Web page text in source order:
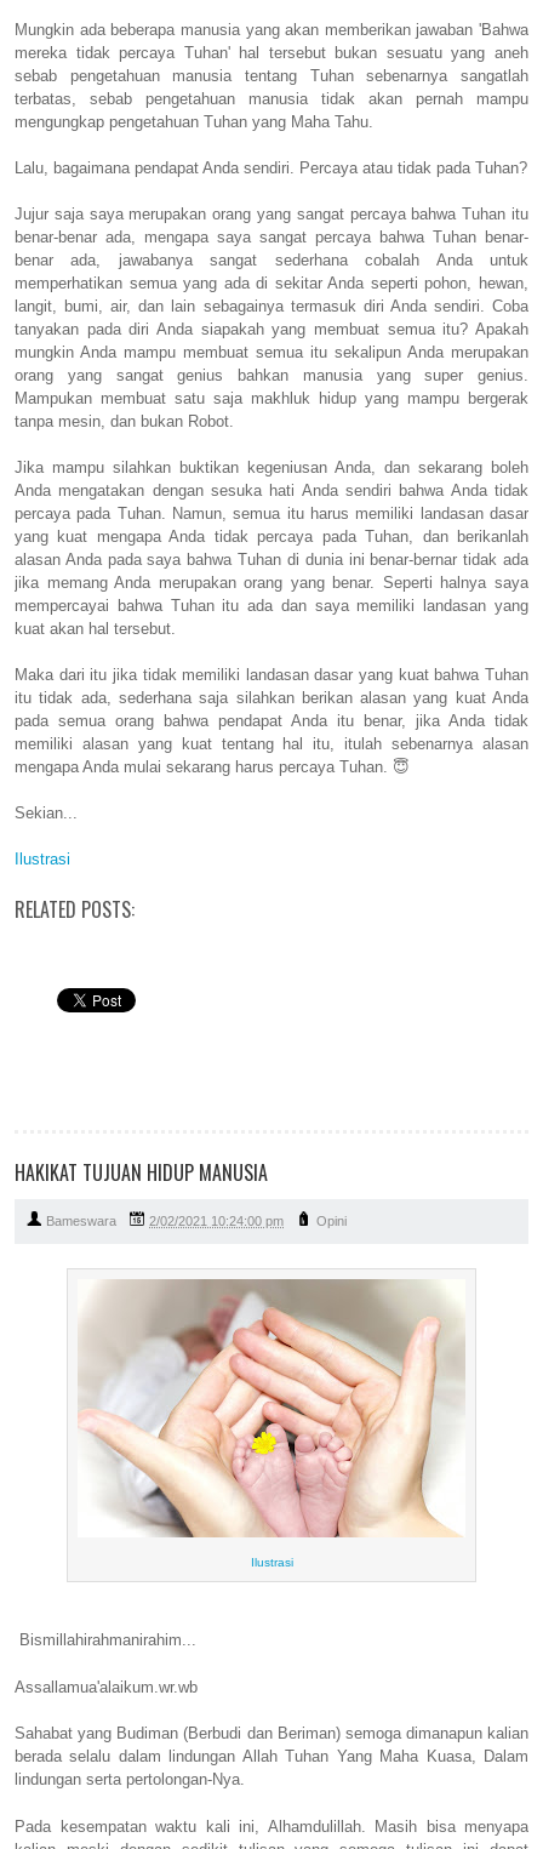
Mungkin ada beberapa manusia yang akan memberikan jawaban 'Bahwa
mereka tidak percaya Tuhan' hal tersebut bukan sesuatu yang aneh
sebab pengetahuan manusia tentang Tuhan sebenarnya sangatlah
terbatas, sebab pengetahuan manusia tidak akan pernah mampu
mengungkap pengetahuan Tuhan yang Maha Tahu.
Lalu, bagaimana pendapat Anda sendiri. Percaya atau tidak pada Tuhan?
Jujur saja saya merupakan orang yang sangat percaya bahwa Tuhan itu
benar-benar ada, mengapa saya sangat percaya bahwa Tuhan benar-
benar ada, jawabanya sangat sederhana cobalah Anda untuk
memperhatikan semua yang ada di sekitar Anda seperti pohon, hewan,
langit, bumi, air, dan lain sebagainya termasuk diri Anda sendiri. Coba
tanyakan pada diri Anda siapakah yang membuat semua itu? Apakah
mungkin Anda mampu membuat semua itu sekalipun Anda merupakan
orang yang sangat genius bahkan manusia yang super genius.
Mampukan membuat satu saja makhluk hidup yang mampu bergerak
tanpa mesin, dan bukan Robot.
Jika mampu silahkan buktikan kegeniusan Anda, dan sekarang boleh
Anda mengatakan dengan sesuka hati Anda sendiri bahwa Anda tidak
percaya pada Tuhan. Namun, semua itu harus memiliki landasan dasar
yang kuat mengapa Anda tidak percaya pada Tuhan, dan berikanlah
alasan Anda pada saya bahwa Tuhan di dunia ini benar-bernar tidak ada
jika memang Anda merupakan orang yang benar. Seperti halnya saya
mempercayai bahwa Tuhan itu ada dan saya memiliki landasan yang
kuat akan hal tersebut.
Maka dari itu jika tidak memiliki landasan dasar yang kuat bahwa Tuhan
itu tidak ada, sederhana saja silahkan berikan alasan yang kuat Anda
pada semua orang bahwa pendapat Anda itu benar, jika Anda tidak
memiliki alasan yang kuat tentang hal itu, itulah sebenarnya alasan
mengapa Anda mulai sekarang harus percaya Tuhan. 😇
Sekian...
Ilustrasi
RELATED POSTS:
HAKIKAT TUJUAN HIDUP MANUSIA
Bameswara 2/02/2021 10:24:00 pm Opini
Ilustrasi
Bismillahirahmanirahim...
Assallamua'alaikum.wr.wb
Sahabat yang Budiman (Berbudi dan Beriman) semoga dimanapun kalian
berada selalu dalam lindungan Allah Tuhan Yang Maha Kuasa, Dalam
lindungan serta pertolongan-Nya.
Pada kesempatan waktu kali ini, Alhamdulillah. Masih bisa menyapa